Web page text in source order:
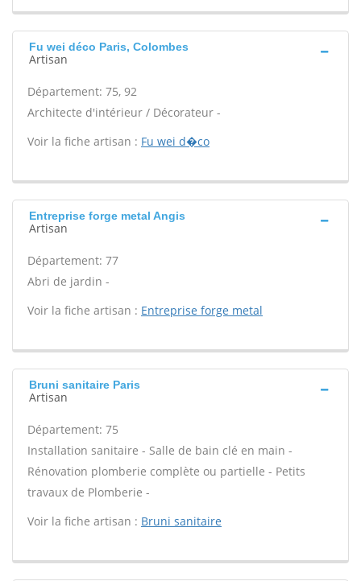
Fu wei déco Paris, Colombes
Artisan
Département: 75, 92
Architecte d'intérieur / Décorateur -
Voir la fiche artisan : Fu wei d�co
Entreprise forge metal Angis
Artisan
Département: 77
Abri de jardin -
Voir la fiche artisan : Entreprise forge metal
Bruni sanitaire Paris
Artisan
Département: 75
Installation sanitaire - Salle de bain clé en main -
Rénovation plomberie complète ou partielle - Petits
travaux de Plomberie -
Voir la fiche artisan : Bruni sanitaire